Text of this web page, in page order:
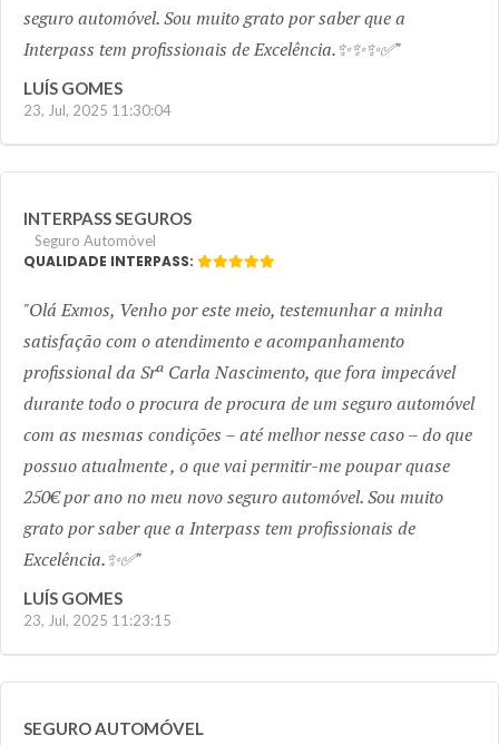
seguro automóvel. Sou muito grato por saber que a
Interpass tem profissionais de Excelência.✨✨✨✅
LUÍS GOMES
23, Jul, 2025 11:30:04
INTERPASS SEGUROS
Seguro Automóvel
QUALIDADE INTERPASS:
Olá Exmos, Venho por este meio, testemunhar a minha
satisfação com o atendimento e acompanhamento
profissional da Srª Carla Nascimento, que fora impecável
durante todo o procura de procura de um seguro automóvel
com as mesmas condições – até melhor nesse caso – do que
possuo atualmente , o que vai permitir-me poupar quase
250€ por ano no meu novo seguro automóvel. Sou muito
grato por saber que a Interpass tem profissionais de
Excelência.✨✅
LUÍS GOMES
23, Jul, 2025 11:23:15
SEGURO AUTOMÓVEL